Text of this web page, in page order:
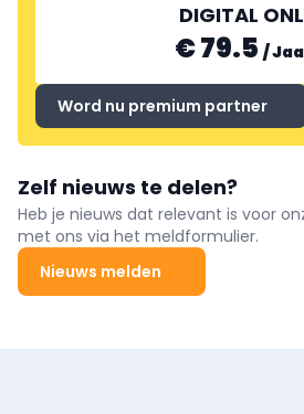
DIGITAL
€ 79.5 /
Word nu premium partner
Zelf nieuws te delen?
Heb je nieuws dat relevant is voor
met ons via het meldformulier.
Nieuws melden